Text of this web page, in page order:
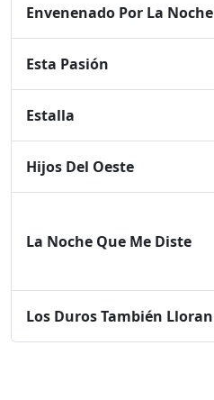
Envenenado Por La Noche
Esta Pasión
Estalla
Hijos Del Oeste
La Noche Que Me Diste
Los Duros También Lloran